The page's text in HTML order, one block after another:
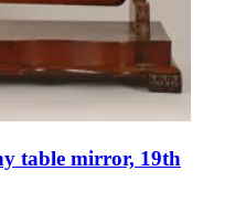
table mirror, 19th